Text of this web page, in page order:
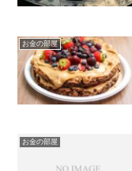
お金の部屋
お金の部屋